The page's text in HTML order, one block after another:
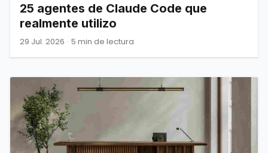
25 agentes de Claude Code que
realmente utilizo
29 Jul. 2026 · 5 min de lectura